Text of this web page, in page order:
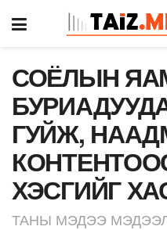
СОЁЛЫН
ГУЙЖ,
ХЭСГИЙГ
ТАНЫ МЭДЭЭ